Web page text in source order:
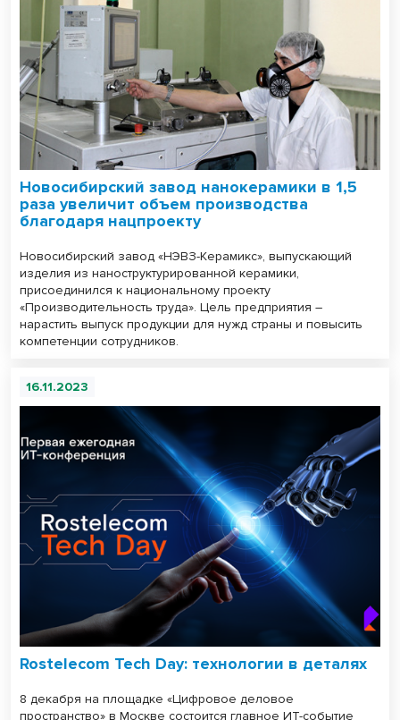
Новосибирский завод нанокерамики в 1,5
раза увеличит объем производства
благодаря нацпроекту
Новосибирский завод «НЭВЗ-Керамикс», выпускающий
изделия из наноструктурированной керамики,
присоединился к национальному проекту
«Производительность труда». Цель предприятия –
нарастить выпуск продукции для нужд страны и повысить
компетенции сотрудников.
16.11.2023
Rostelecom Tech Day: технологии в деталях
8 декабря на площадке «Цифровое деловое
пространство» в Москве состоится главное ИТ-событие